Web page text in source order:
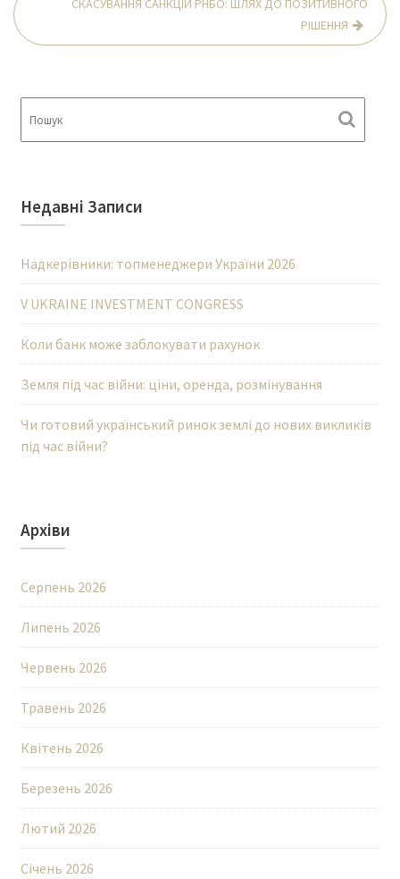
СКАСУВАННЯ САНКЦІЙ РНБО: ШЛЯХ ДО ПОЗИТИВНОГО
РІШЕННЯ
Недавні Записи
Надкерівники: топменеджери України 2026
V UKRAINE INVESTMENT CONGRESS
Коли банк може заблокувати рахунок
Земля під час війни: ціни, оренда, розмінування
Чи готовий український ринок землі до нових викликів
під час війни?
Архіви
Серпень 2026
Липень 2026
Червень 2026
Травень 2026
Квітень 2026
Березень 2026
Лютий 2026
Січень 2026